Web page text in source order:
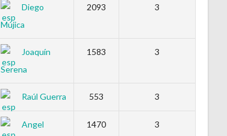
Diego
Mújica
2093 3
Joaquín
Serena
1583 3
Raúl Guerra 553 3
Angel
1470 3